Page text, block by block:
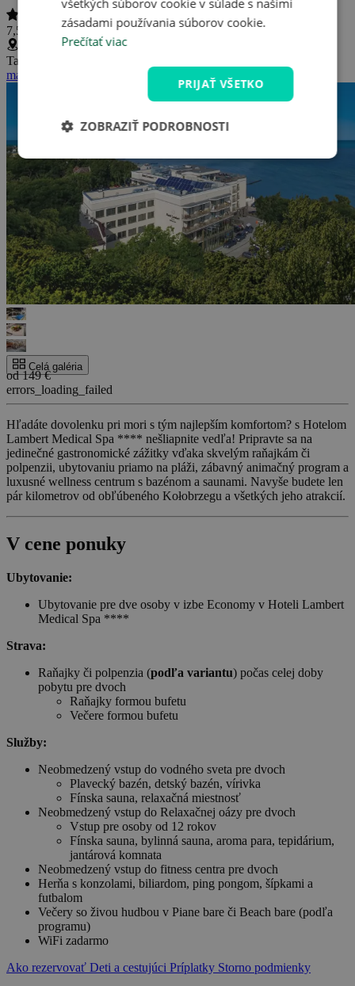
7,5 / 10 10 hodnotení)
Tadeusza Kościuszki 14, Ustronie Morskie, Poľsko
mape
Celá galéria
od 149 €
errors_loading_failed
Hľadáte dovolenku pri mori s tým najlepším komfortom? s Hotelom
Lambert Medical Spa **** nešliapnite vedľa! Pripravte sa na
jedinečné gastronomické zážitky vďaka skvelým raňajkám či
polpenzii, ubytovaniu priamo na pláži, zábavný animačný program a
luxusné wellness centrum s bazénom a saunami. Navyše budete len
pár kilometrov od obľúbeného Kołobrzegu a všetkých jeho atrakcií.
V cene ponuky
Ubytovanie:
Ubytovanie pre dve osoby v izbe Economy v Hoteli Lambert
Medical Spa ****
Strava:
Raňajky či polpenzia (podľa variantu) počas celej doby
pobytu pre dvoch
Raňajky formou bufetu
Večere formou bufetu
Služby:
Neobmedzený vstup do vodného sveta pre dvoch
Plavecký bazén, detský bazén, vírivka
Fínska sauna, relaxačná miestnosť
Neobmedzený vstup do Relaxačnej oázy pre dvoch
Vstup pre osoby od 12 rokov
Fínska sauna, bylinná sauna, aroma para, tepidárium,
jantárová komnata
Neobmedzený vstup do fitness centra pre dvoch
Herňa s konzolami, biliardom, ping pongom, šípkami a
futbalom
Večery so živou hudbou v Piane bare či Beach bare (podľa
programu)
WiFi zadarmo
Ako rezervovať Deti a cestujúci Príplatky Storno podmienky
všetkých súborov cookie v súlade s našimi
zásadami používania súborov cookie.
Prečítať viac
PRIJAŤ VŠETKO
ZOBRAZIŤ PODROBNOSTI